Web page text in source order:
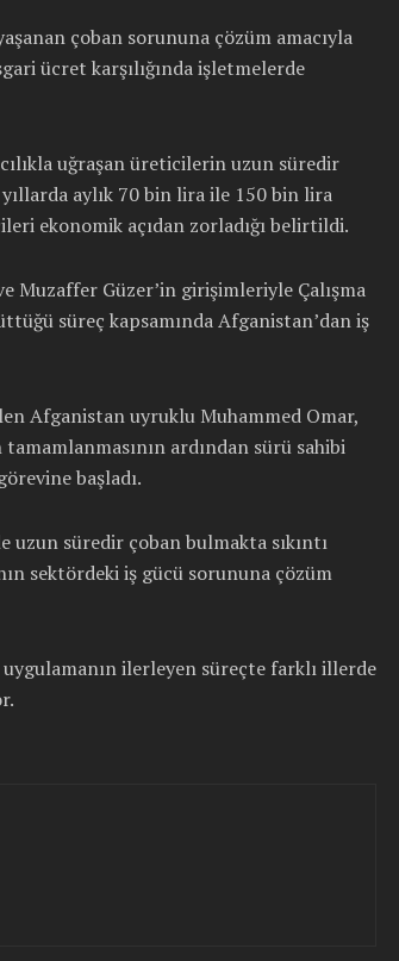
çoban sorununa çözüm amacıyla
ücret karşılığında işletmelerde
uğraşan üreticilerin uzun süredir
aylık 70 bin lira ile 150 bin lira
ekonomik açıdan zorladığı belirtildi.
Muzaffer Güzer’in girişimleriyle Çalışma
süreç kapsamında Afganistan’dan iş
Afganistan uyruklu Muhammed Omar,
ardından sürü sahibi
başladı.
süredir çoban bulmakta sıkıntı
sektördeki iş gücü sorununa çözüm
ilerleyen süreçte farklı illerde